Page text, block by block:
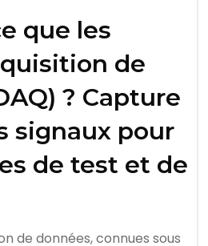
que les
de
? Capture
signaux pour
de test et de
de données, connues sous